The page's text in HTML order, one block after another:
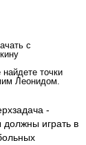
с
точки
Леонидом.
-
должны играть в